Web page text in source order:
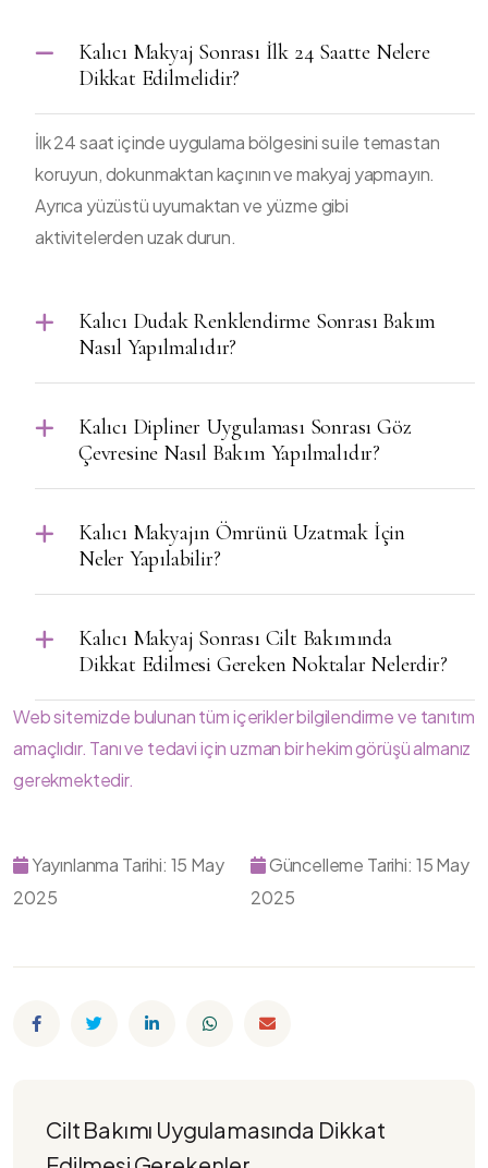
Kalıcı Makyaj Sonrası İlk 24 Saatte Nelere
Dikkat Edilmelidir?
İlk 24 saat içinde uygulama bölgesini su ile temastan
koruyun, dokunmaktan kaçının ve makyaj yapmayın.
Ayrıca yüzüstü uyumaktan ve yüzme gibi
aktivitelerden uzak durun.
Kalıcı Dudak Renklendirme Sonrası Bakım
Nasıl Yapılmalıdır?
Kalıcı Dipliner Uygulaması Sonrası Göz
Çevresine Nasıl Bakım Yapılmalıdır?
Kalıcı Makyajın Ömrünü Uzatmak İçin
Neler Yapılabilir?
Kalıcı Makyaj Sonrası Cilt Bakımında
Dikkat Edilmesi Gereken Noktalar Nelerdir?
Web sitemizde bulunan tüm içerikler bilgilendirme ve tanıtım
amaçlıdır. Tanı ve tedavi için uzman bir hekim görüşü almanız
gerekmektedir.
Yayınlanma Tarihi: 15 May
2025
Güncelleme Tarihi: 15 May
2025
Cilt Bakımı Uygulamasında Dikkat